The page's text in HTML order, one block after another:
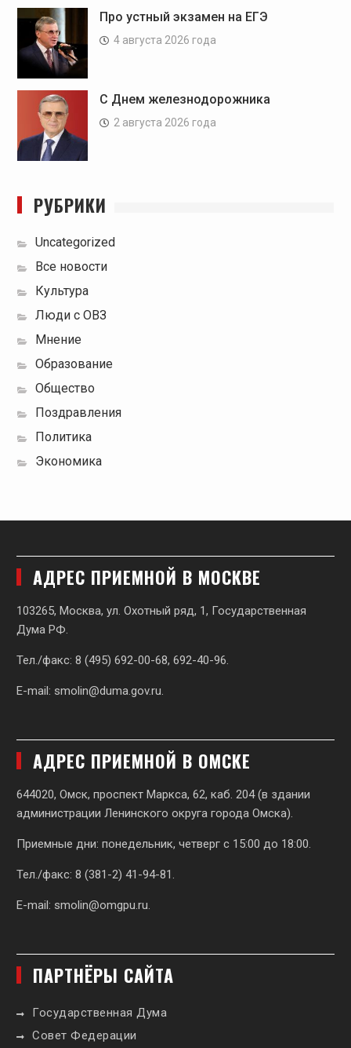
Про устный экзамен на ЕГЭ
4 августа 2026 года
С Днем железнодорожника
2 августа 2026 года
РУБРИКИ
Uncategorized
Все новости
Культура
Люди с ОВЗ
Мнение
Образование
Общество
Поздравления
Политика
Экономика
АДРЕС ПРИЕМНОЙ В МОСКВЕ
103265, Москва, ул. Охотный ряд, 1, Государственная
Дума РФ.
Тел./факс: 8 (495) 692-00-68, 692-40-96.
E-mail: smolin@duma.gov.ru
АДРЕС ПРИЕМНОЙ В ОМСКЕ
644020, Омск, проспект Маркса, 62, каб. 204 (в здании
администрации Ленинского округа города Омска).
Приемные дни: понедельник, четверг с 15:00 до 18:00.
Тел./факс: 8 (381-2) 41-94-81.
E-mail: smolin@omgpu.ru
ПАРТНЁРЫ САЙТА
Государственная Дума
Совет Федерации